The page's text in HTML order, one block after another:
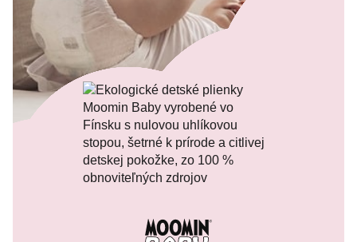
Ak je pokožka veľmi podráždená a červená,
odporúčame vyhľadať lekára, aby sa predišlo
možnej infekcii.